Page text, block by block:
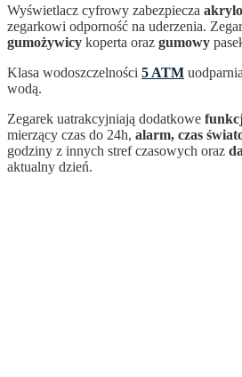
Wyświetlacz cyfrowy zabezpiecza
zegarkowi odporność na uderzenia.
gumożywicy koperta oraz gumowy
Klasa wodoszczelności 5 ATM
wodą.
Zegarek uatrakcyjniają dodatkowe
mierzący czas do 24h, alarm, czas
godziny z innych stref czasowych oraz
aktualny dzień.